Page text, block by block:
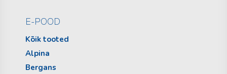
E-POOD
Kõik tooted
Alpina
Bergans